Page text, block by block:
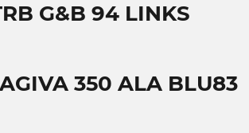
G&B 94 LINKS
350 ALA BLU83